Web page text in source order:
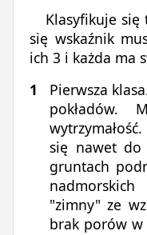
Klasyfikuje się
się wskaźnik
ich 3 i każda ma
Pierwsza
pokładów.
się nawet
gruntach
"zimny" ze
brak porów